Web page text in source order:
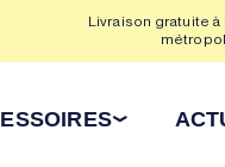
Livraison gratuite à